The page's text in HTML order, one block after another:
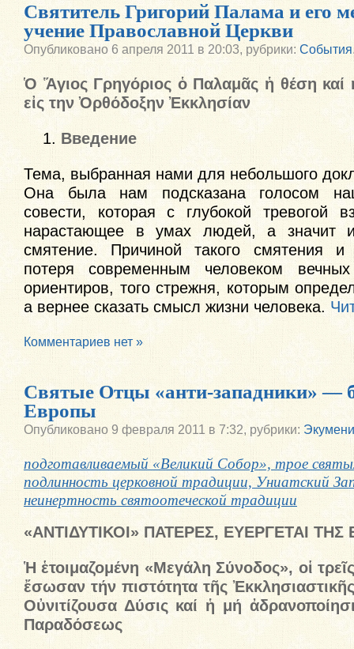
Святитель Григорий Палама и его
учение Православной Церкви
Опубликовано 6 апреля 2011 в 20:03, рубрики: События
Ὁ Ἅγιος Γρηγόριος ὁ Παλαμᾶς ἡ θέση
εἰς την Ὀρθόδοξην Ἐκκλησίαν
Введение
Тема, выбранная нами для небольшого
Она была нам подсказана голосом
совести, которая с глубокой тревогой
нарастающее в умах людей, а
смятение. Причиной такого смятения и
потеря современным человеком
ориентиров, того стрежня, которым
а вернее сказать смысл жизни человека.
Комментариев нет »
Святые Отцы «анти-западники» —
Европы
Опубликовано 9 февраля 2011 в 7:32, рубрики:
подготавливаемый «Великий Собор», трое
подлинность церковной традиции, Униатский
неинертность святоотеческой традиции
«ΑΝΤΙΔΥΤΙΚΟΙ» ΠΑΤΕΡΕΣ, ΕΥΕΡΓΕΤΑΙ
Ἡ ἑτοιμαζομένη «Μεγάλη Σύνοδος», οἱ
ἔσωσαν τήν πιστότητα τῆς
Οὐνιτίζουσα Δύσις καί ἡ μή
Παραδόσεως